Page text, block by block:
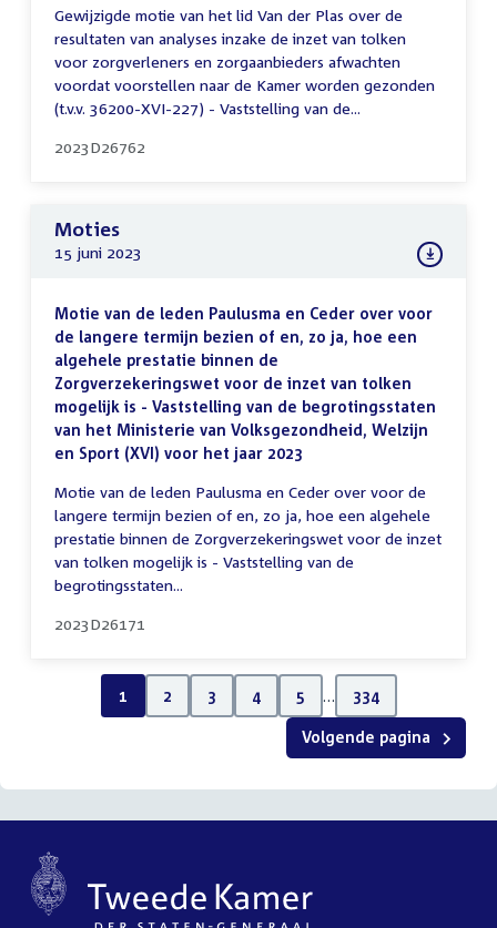
Gewijzigde motie van het lid Van der Plas over de
resultaten van analyses inzake de inzet van tolken
voor zorgverleners en zorgaanbieders afwachten
voordat voorstellen naar de Kamer worden gezonden
(t.v.v. 36200-XVI-227) - Vaststelling van de...
2023D26762
Moties
15 juni 2023
Motie van de leden Paulusma en Ceder over voor
de langere termijn bezien of en, zo ja, hoe een
algehele prestatie binnen de
Zorgverzekeringswet voor de inzet van tolken
mogelijk is - Vaststelling van de begrotingsstaten
van het Ministerie van Volksgezondheid, Welzijn
en Sport (XVI) voor het jaar 2023
Motie van de leden Paulusma en Ceder over voor de
langere termijn bezien of en, zo ja, hoe een algehele
prestatie binnen de Zorgverzekeringswet voor de inzet
van tolken mogelijk is - Vaststelling van de
begrotingsstaten...
2023D26171
1 2 3 4 5 … 334
Volgende pagina